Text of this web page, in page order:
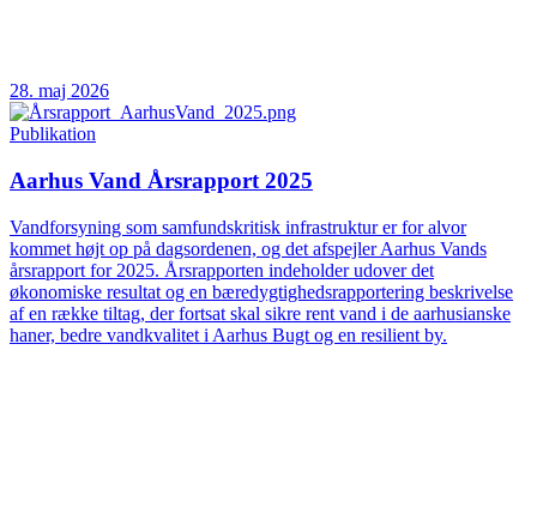
28. maj 2026
Publikation
Aarhus Vand Årsrapport 2025
Vandforsyning som samfundskritisk infrastruktur er for alvor
kommet højt op på dagsordenen, og det afspejler Aarhus Vands
årsrapport for 2025. Årsrapporten indeholder udover det
økonomiske resultat og en bæredygtighedsrapportering beskrivelse
af en række tiltag, der fortsat skal sikre rent vand i de aarhusianske
haner, bedre vandkvalitet i Aarhus Bugt og en resilient by.